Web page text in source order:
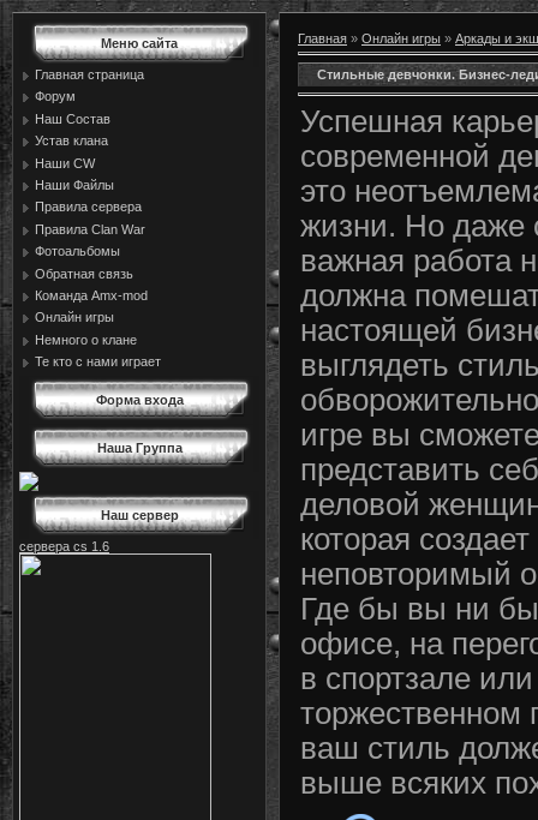
Меню сайта
Главная страница
Форум
Наш Состав
Устав клана
Наши CW
Наши Файлы
Правила сервера
Правила Сlan War
Фотоальбомы
Обратная связь
Команда Amx-mod
Онлайн игры
Немного о клане
Те кто с нами играет
Форма входа
Наша Группа
Наш сервер
сервера cs 1.6
Главная » Онлайн игры » Аркады и
Стильные девчонки. Бизнес-
Успешная
современной
это
жизни. Но даже
важная работа
должна
настоящей
выглядеть
игре вы
представить
деловой
которая
неповторимый
Где бы вы ни
офисе, на
в спортзале
торжественном
ваш стиль
выше всяких